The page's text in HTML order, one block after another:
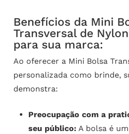
Benefícios da Mini
Transversal de
para sua marca:
Ao oferecer a Mini Bolsa
personalizada como brinde,
demonstra:
Preocupação com a
seu público: A bolsa é